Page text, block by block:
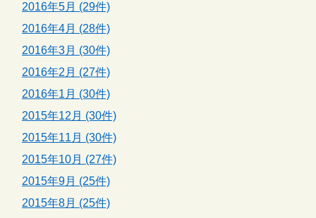
2016年5月 (29件)
2016年4月 (28件)
2016年3月 (30件)
2016年2月 (27件)
2016年1月 (30件)
2015年12月 (30件)
2015年11月 (30件)
2015年10月 (27件)
2015年9月 (25件)
2015年8月 (25件)